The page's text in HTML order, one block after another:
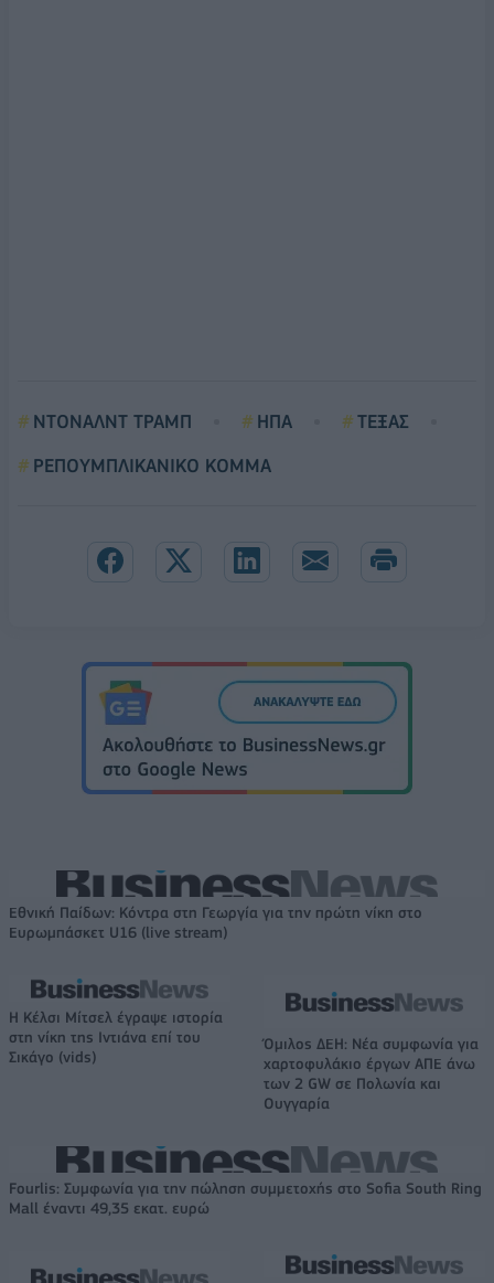
ΝΤΟΝΑΛΝΤ ΤΡΑΜΠ ΗΠΑ
ΤΕΞΑΣ
ΡΕΠΟΥΜΠΛΙΚΑΝΙΚΟ ΚΟΜΜΑ
Εθνική Παίδων: Κόντρα στη Γεωργία για την πρώτη νίκη στο
Ευρωμπάσκετ U16 (live stream)
Η Κέλσι Μίτσελ έγραψε ιστορία
στη νίκη της Ιντιάνα επί του
Σικάγο (vids)
Όμιλος ΔΕΗ: Νέα συμφωνία για
χαρτοφυλάκιο έργων ΑΠΕ άνω
των 2 GW σε Πολωνία και
Ουγγαρία
Fourlis: Συμφωνία για την πώληση συμμετοχής στο Sofia South Ring
Mall έναντι 49,35 εκατ. ευρώ